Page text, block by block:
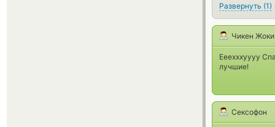
Развернуть (1)
Чикен Жоки
Ееехххуууу
лучшие!
Сексофон